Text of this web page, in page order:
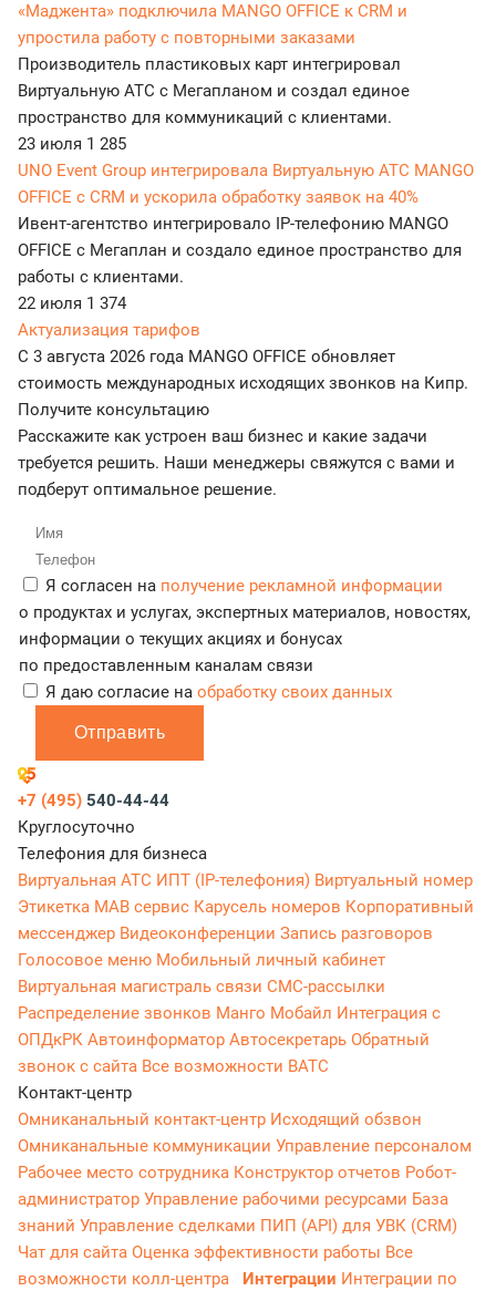
«Маджента» подключила MANGO OFFICE к CRM и
упростила работу с повторными заказами
Производитель пластиковых карт интегрировал
Виртуальную АТС с Мегапланом и создал единое
пространство для коммуникаций с клиентами.
23 июля 1 285
UNO Event Group интегрировала Виртуальную АТС MANGO
OFFICE с CRM и ускорила обработку заявок на 40%
Ивент-агентство интегрировало IP-телефонию MANGO
OFFICE с Мегаплан и создало единое пространство для
работы с клиентами.
22 июля 1 374
Актуализация тарифов
С 3 августа 2026 года MANGO OFFICE обновляет
стоимость международных исходящих звонков на Кипр.
Получите консультацию
Расскажите как устроен ваш бизнес и какие задачи
требуется решить. Наши менеджеры свяжутся с вами и
подберут оптимальное решение.
Я согласен на получение рекламной информации
о продуктах и услугах, экспертных материалов, новостях,
информации о текущих акциях и бонусах
по предоставленным каналам связи
Я даю согласие на обработку своих данных
Отправить
+7 (495) 540-44-44
Круглосуточно
Телефония для бизнеса
Виртуальная АТС ИПТ (IP-телефония) Виртуальный номер
Этикетка МАВ сервис Карусель номеров Корпоративный
мессенджер Видеоконференции Запись разговоров
Голосовое меню Мобильный личный кабинет
Виртуальная магистраль связи СМС-рассылки
Распределение звонков Манго Мобайл Интеграция с
ОПДкРК Автоинформатор Автосекретарь Обратный
звонок с сайта Все возможности ВАТС
Контакт-центр
Омниканальный контакт-центр Исходящий обзвон
Омниканальные коммуникации Управление персоналом
Рабочее место сотрудника Конструктор отчетов Робот-
администратор Управление рабочими ресурсами База
знаний Управление сделками ПИП (API) для УВК (CRM)
Чат для сайта Оценка эффективности работы Все
возможности колл-центра
Интеграции Интеграции по